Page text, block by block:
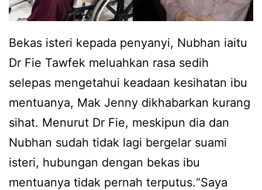
Bekas isteri kepada penyanyi, Nubhan iaitu
Dr Fie Tawfek meluahkan rasa sedih
selepas mengetahui keadaan kesihatan ibu
mentuanya, Mak Jenny dikhabarkan kurang
sihat. Menurut Dr Fie, meskipun dia dan
Nubhan sudah tidak lagi bergelar suami
isteri, hubungan dengan bekas ibu
mentuanya tidak pernah terputus.“Saya